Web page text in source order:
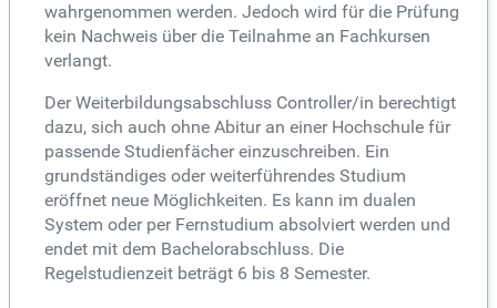
wahrgenommen werden. Jedoch wird für die Prüfung
kein Nachweis über die Teilnahme an Fachkursen
verlangt.
Der Weiterbildungsabschluss Controller/in berechtigt
dazu, sich auch ohne Abitur an einer Hochschule für
passende Studienfächer einzuschreiben. Ein
grundständiges oder weiterführendes Studium
eröffnet neue Möglichkeiten. Es kann im dualen
System oder per Fernstudium absolviert werden und
endet mit dem Bachelorabschluss. Die
Regelstudienzeit beträgt 6 bis 8 Semester.